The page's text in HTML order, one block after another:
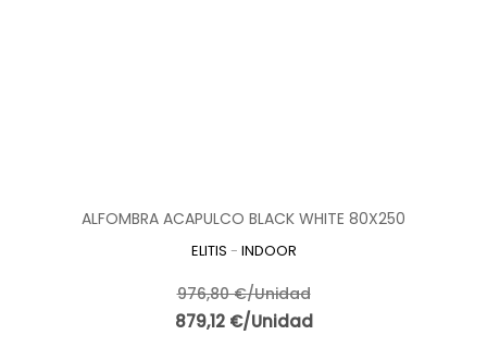
ALFOMBRA ACAPULCO BLACK WHITE 80X250
ELITIS - INDOOR
976,80 €/Unidad
879,12 €/Unidad